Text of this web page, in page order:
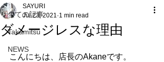
全ての記事
Takamitsu
NEWS
ダメージレスな理由
SAYURI
Jul 23, 2021 1 min read
こんにちは、店長のAkaneです。